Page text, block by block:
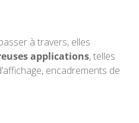
à travers, elles
applications, telles
encadrements de